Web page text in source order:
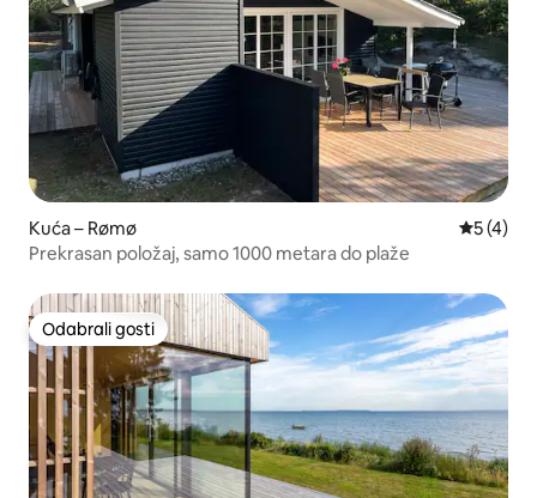
Kuća – Rømø
5 (4)
Prekrasan položaj, samo 1000 metara do plaže
Odabrali gosti
Odabrali gosti